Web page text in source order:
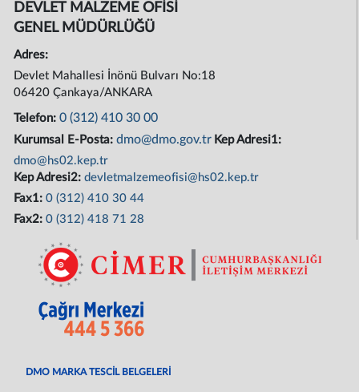
DEVLET MALZEME OFİSİ
GENEL MÜDÜRLÜĞÜ
Adres:
Devlet Mahallesi İnönü Bulvarı No:18
06420 Çankaya/ANKARA
Telefon:0 (312) 410 30 00
Kurumsal E-Posta:dmo@dmo.gov.tr Kep Adresi1:
dmo@hs02.kep.tr
Kep Adresi2:devletmalzemeofisi@hs02.kep.tr
Fax1:0 (312) 410 30 44
Fax2:0 (312) 418 71 28
DMO MARKA TESCİL BELGELERİ